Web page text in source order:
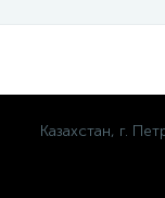
Казахстан, г.